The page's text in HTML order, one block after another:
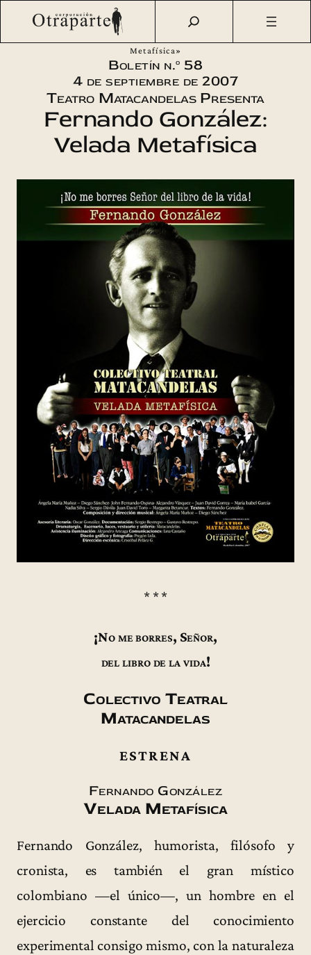
Saltar
Otraparte.org /Corporación Boletín/
Boletín n.º 58 –
Teatro Matacandelas estrena «Fernando González: Velada
Metafísica»
Boletín n.º 58
4 de septiembre de 2007
Teatro Matacandelas Presenta
Fernando González:
Velada Metafísica
* * *
¡No me borres, Señor,
del libro de la vida!
Colectivo Teatral
Matacandelas
ESTRENA
Fernando González
Velada Metafísica
Fernando González, humorista, filósofo y
cronista, es también el gran místico
colombiano —el único—, un hombre en el
ejercicio constante del conocimiento
experimental consigo mismo, con la naturaleza